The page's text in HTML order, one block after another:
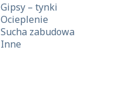
Gipsy – tynki
Ocieplenie
Sucha zabudowa
Inne